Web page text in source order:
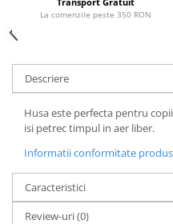
La comenzile peste 350 RON
Descriere
Husa este perfecta pentru
isi petrec timpul in aer liber.
Informatii conformitate produs
Caracteristici
Review-uri(0)